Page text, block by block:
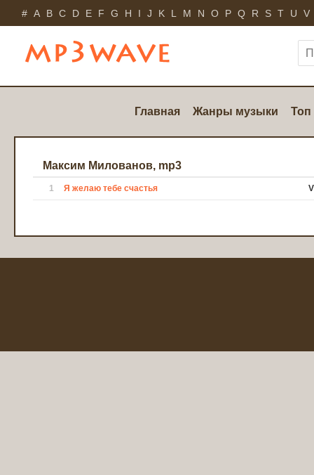
# A B C D E F G H I J K L M N O P Q R S T U V
Главная Жанры музыки Топ
Максим Милованов, mp3
1 Я желаю тебе счастья